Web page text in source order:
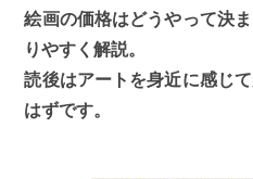
絵画の価格はどうやって決
りやすく解説。
読後はアートを身近に感じ
はずです。